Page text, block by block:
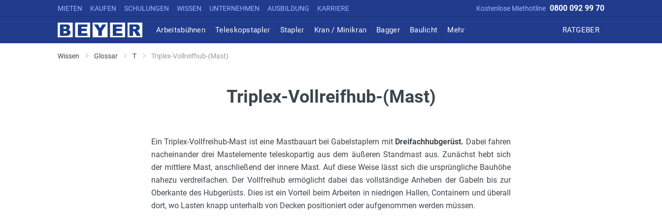
MIETEN KAUFEN SCHULUNGEN WISSEN UNTERNEHMEN AUSBILDUNG KARRIERE Kostenlose Miethotline 0800 092 99 70
Arbeitsbühnen Teleskopstapler Stapler Kran / Minikran Bagger Baulicht Mehr RATGEBER
Wissen Glossar T Triplex-Vollreifhub-(Mast)
Triplex-Vollreifhub-(Mast)
Ein Triplex-Vollfreihub-Mast ist eine Mastbauart bei Gabelstaplern mit Dreifachhubgerüst. Dabei fahren
nacheinander drei Mastelemente teleskopartig aus dem äußeren Standmast aus. Zunächst hebt sich
der mittlere Mast, anschließend der innere Mast. Auf diese Weise lässt sich die ursprüngliche Bauhöhe
nahezu verdreifachen. Der Vollfreihub ermöglicht dabei das vollständige Anheben der Gabeln bis zur
Oberkante des Hubgerüsts. Dies ist ein Vorteil beim Arbeiten in niedrigen Hallen, Containern und überall
dort, wo Lasten knapp unterhalb von Decken positioniert oder aufgenommen werden müssen.